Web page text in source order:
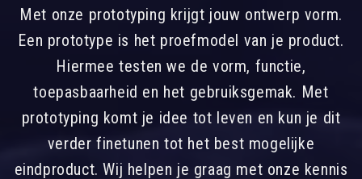
Met onze prototyping krijgt jouw ontwerp vorm.
Een prototype is het proefmodel van je product.
Hiermee testen we de vorm, functie,
toepasbaarheid en het gebruiksgemak. Met
prototyping komt je idee tot leven en kun je dit
verder finetunen tot het best mogelijke
eindproduct. Wij helpen je graag met onze kennis